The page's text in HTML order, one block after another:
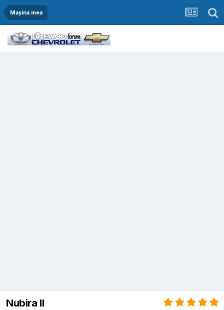
Mașina mea
Nubira II